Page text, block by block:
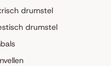
drumstel
drumstel